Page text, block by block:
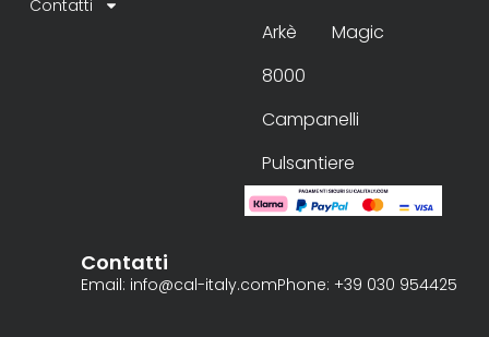
Contatti
Arkè
Magic
8000
Campanelli
Pulsantiere
Contatti
Email: info@cal-italy.comPhone: +39 030 954425